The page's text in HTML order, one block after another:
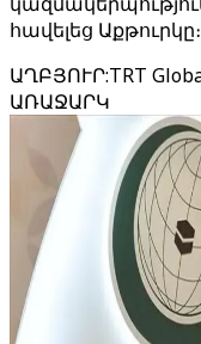
հավելեց Աքթուրկը։
ԱՂԲՅՈՒՐ:TRT
ԱՌԱՋԱՐԿ